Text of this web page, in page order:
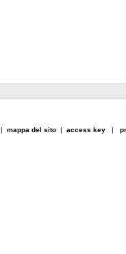
|mappa del sito |access key |